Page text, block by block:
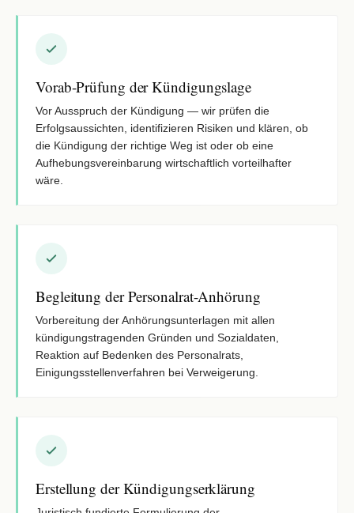
Vorab-Prüfung der Kündigungslage
Vor Ausspruch der Kündigung — wir prüfen die
Erfolgsaussichten, identifizieren Risiken und klären, ob
die Kündigung der richtige Weg ist oder ob eine
Aufhebungsvereinbarung wirtschaftlich vorteilhafter
wäre.
Begleitung der Personalrat-Anhörung
Vorbereitung der Anhörungsunterlagen mit allen
kündigungstragenden Gründen und Sozialdaten,
Reaktion auf Bedenken des Personalrats,
Einigungsstellenverfahren bei Verweigerung.
Erstellung der Kündigungserklärung